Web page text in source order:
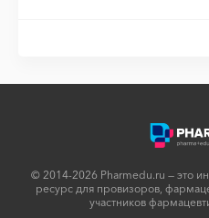
© 2014-2026 Pharmedu.ru — это
ресурс для провизоров,
участников